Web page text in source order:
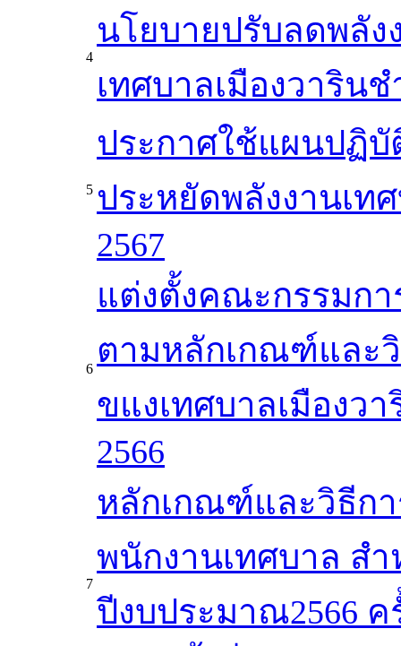
4
นโยบายปรับลดพลัง
เทศบาลเมืองวาริน
5
ประกาศใช้แผนปฏิบั
ประหยัดพลังงานเท
2567
6
แต่งตั้งคณะกรรมกา
ตามหลักเกณฑ์และ
ขแงเทศบาลเมืองว
2566
7
หลักเกณฑ์และวิธีก
พนักงานเทศบาล ส
ปีงบประมาณ2566 ค